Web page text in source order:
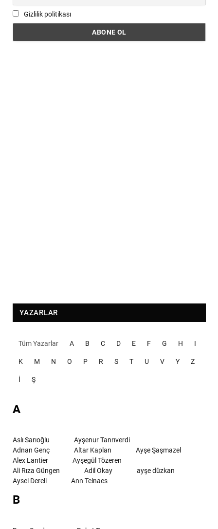
Gizlilik politikası
YAZARLAR
Tüm Yazarlar A B C D E F G H I
K M N O P R S T U V Y Z
İ Ş
A
Aslı Sarıoğlu
Ayşenur Tanrıverdi
Adnan Genç
Altar Kaplan
Ayşe Şaşmazel
Alex Lantier
Ayşegül Tözeren
Ali Rıza Güngen
Adil Okay
ayşe düzkan
Aysel Dereli
Ann Telnaes
B